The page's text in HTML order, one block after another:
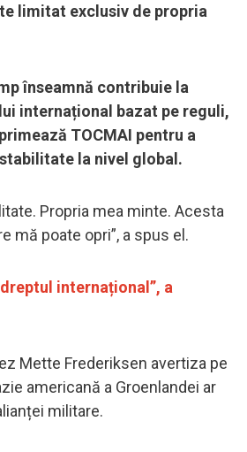
limitat exclusiv de propria
înseamnă contribuie la
internațional bazat pe reguli,
TOCMAI pentru a
la nivel global.
Propria mea minte. Acesta
mă poate opri”, a spus el.
internațional”, a
Mette Frederiksen avertiza pe
americană a Groenlandei ar
militare.